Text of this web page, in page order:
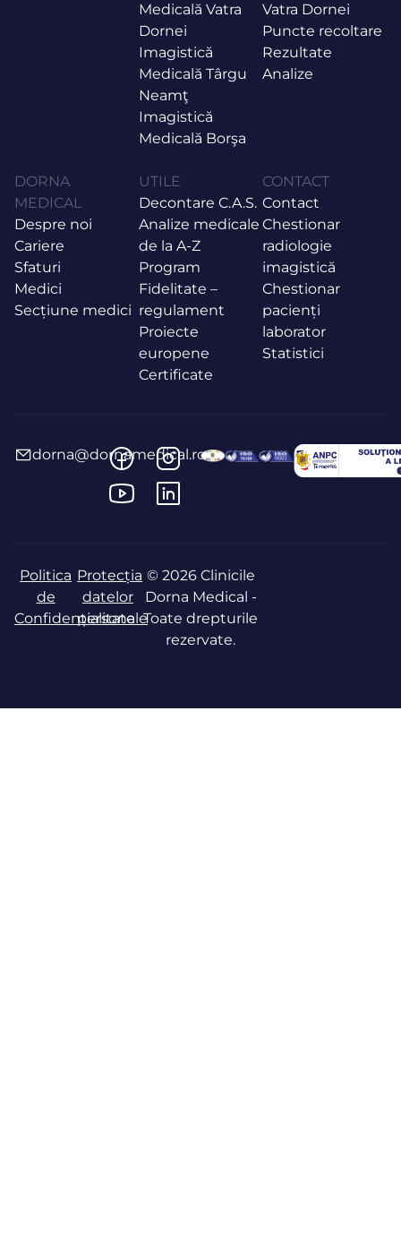
Medicală Vatra
Dornei
Imagistică
Medicală Târgu
Neamţ
Imagistică
Medicală Borşa
Vatra Dornei
Puncte recoltare
Rezultate
Analize
DORNA
MEDICAL
Despre noi
Cariere
Sfaturi
Medici
Secțiune medici
UTILE
Decontare C.A.S.
Analize medicale
de la A-Z
Program
Fidelitate –
regulament
Proiecte
europene
Certificate
CONTACT
Contact
Chestionar
radiologie
imagistică
Chestionar
pacienți
laborator
Statistici
dorna@dornamedical.ro
Politica
de
Confidențialitate
Protecția
datelor
personale
© 2026 Clinicile
Dorna Medical -
Toate drepturile
rezervate.